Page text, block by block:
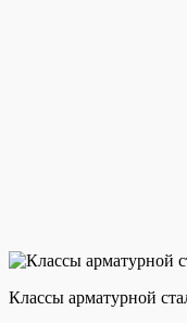
Классы арматурной